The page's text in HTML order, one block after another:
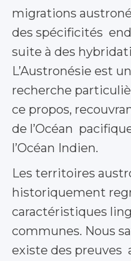
migrations
des spécificités
suite à des
L’Austronésie est
recherche
ce propos,
de l’Océan
l’Océan Indien.
Les territoires
historiquement
caractéristiques
communes. Nous
existe des preuves